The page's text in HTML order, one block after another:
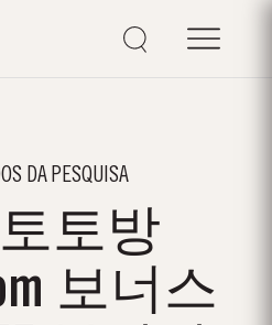
DA PESQUISA
토방
보너스